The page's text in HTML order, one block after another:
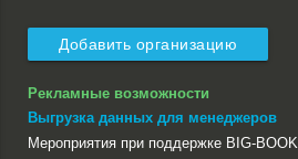
Добавить организацию
Рекламные возможности
Выгрузка данных для менеджеров
Мероприятия при поддержке BIG-BOOK